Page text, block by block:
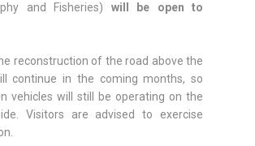
and Fisheries) will be open to
reconstruction of the road above the
continue in the coming months, so
vehicles will still be operating on the
Visitors are advised to exercise